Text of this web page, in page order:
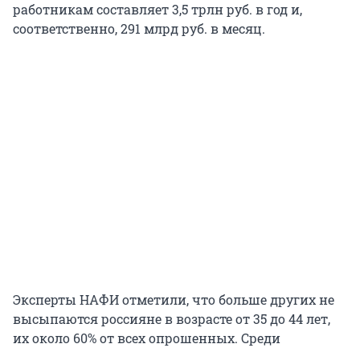
работникам составляет 3,5 трлн руб. в год и,
соответственно, 291 млрд руб. в месяц.
Эксперты НАФИ отметили, что больше других не
высыпаются россияне в возрасте от 35 до 44 лет,
их около 60% от всех опрошенных. Среди